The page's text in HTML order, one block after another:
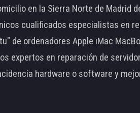
en la Sierra Norte de Madrid
cualificados especialistas en
ordenadores Apple iMac
expertos en reparación de
hardware o software y